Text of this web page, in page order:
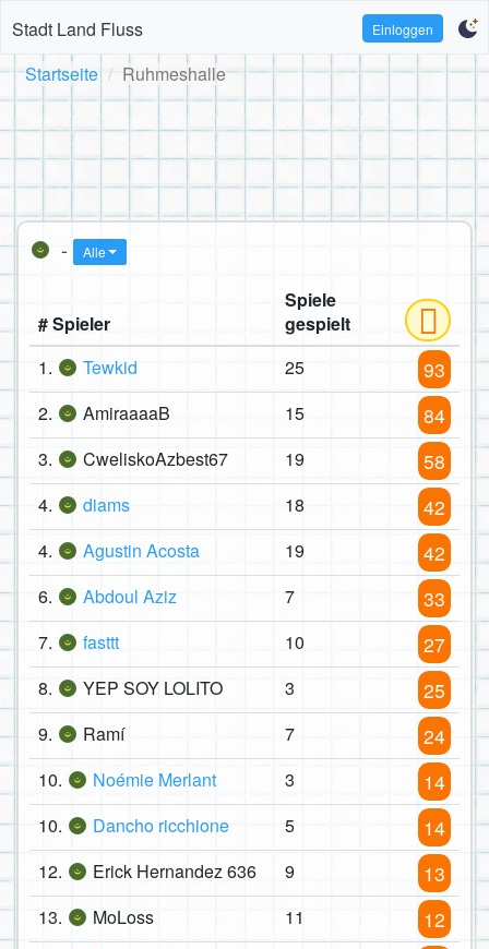
Stadt Land Fluss Einloggen
Startseite Ruhmeshalle
- Alle
# Spieler
Spiele
gespielt
1.
Tewkid 25 93
2. AmiraaaaB 15 84
3. CweliskoAzbest67 19 58
4. diams 18 42
4. Agustin Acosta 19 42
6. Abdoul Aziz 7 33
7. fasttt 10 27
8. YEP SOY LOLITO 3 25
9. Ramí 7 24
10. Noémie Merlant 3 14
10. Dancho ricchione 5 14
12. Erick Hernandez 636 9 13
13. MoLoss 11 12